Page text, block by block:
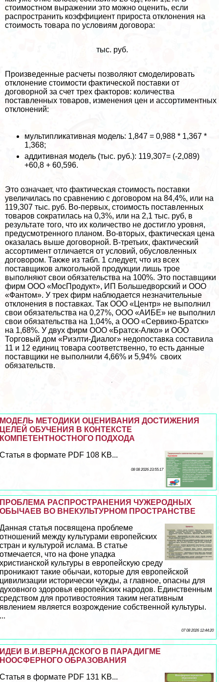
стоимостном выражении это можно оценить, если
распространить коэффициент прироста отклонения на
стоимость товара по условиям договора:
тыс. руб.
Произведенные расчеты позволяют смоделировать
отклонение стоимости фактической поставки от
договорной за счет трех факторов: количества
поставленных товаров, изменения цен и ассортиментных
отклонений:
мультипликативная модель: 1,847 = 0,988 * 1,367 *
1,368;
аддитивная модель (тыс. руб.): 119,307= (-2,089)
+60,8 + 60,596.
Это означает, что фактическая стоимость поставки
увеличилась по сравнению с договором на 84,4%, или на
119,307 тыс. руб. Во-первых, стоимость поставленных
товаров сократилась на 0,3%, или на 2,1 тыс. руб, в
результате того, что их количество не достигло уровня,
предусмотренного планом. Во-вторых, фактическая цена
оказалась выше договорной. В-третьих, фактический
ассортимент отличается от условий, обусловленных
договором. Также из табл. 1 следует, что из всех
поставщиков алкогольной продукции лишь трое
выполняют свои обязательства на 100%. Это поставщики
фирм ООО «МосПродукт», ИП Большедворский и ООО
«Фантом». У трех фирм наблюдается незначительные
отклонения в поставках. Так ООО «Центр» не выполнил
свои обязательства на 0,27%, ООО «АИБЕ» не выполнил
свои обязательства на 1,04%, а ООО «Сервико-Братск»
на 1,68%. У двух фирм ООО «Братск-Алко» и ООО
Торговый дом «Риэлти-Диалог» недопоставка составила
11 и 12 единиц товара соответственно, то есть данные
поставщики не выполнили 4,66% и 5,94% своих
обязательств.
МОДЕЛЬ МЕТОДИКИ ОЦЕНИВАНИЯ ДОСТИЖЕНИЯ
ЦЕЛЕЙ ОБУЧЕНИЯ В КОНТЕКСТЕ
КОМПЕТЕНТНОСТНОГО ПОДХОДА
Статья в формате PDF 108 KB...
08 08 2026 23:55:17
ПРОБЛЕМА РАСПРОСТРАНЕНИЯ ЧУЖЕРОДНЫХ
ОБЫЧАЕВ ВО ВНЕКУЛЬТУРНОМ ПРОСТРАНСТВЕ
Данная статья посвящена проблеме
отношений между культурами европейских
стран и культурой ислама. В статье
отмечается, что на фоне упадка
христианской культуры в европейскую среду
проникают такие обычаи, которые для европейской
цивилизации исторически чужды, а главное, опасны для
духовного здоровья европейских народов. Единственным
средством для противостояния таким негативным
явлением является возрождение собственной культуры.
...
07 08 2026 12:44:20
ИДЕИ В.И.ВЕРНАДСКОГО В ПАРАДИГМЕ
НООСФЕРНОГО ОБРАЗОВАНИЯ
Статья в формате PDF 131 KB...